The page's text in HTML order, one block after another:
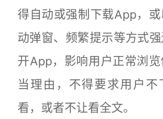
得自动或强制下载App，
动弹窗、频繁提示等方式
开App，影响用户正常浏
当理由，不得要求用户不
看，或者不让看全文。